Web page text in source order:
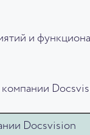
и
Docsvision